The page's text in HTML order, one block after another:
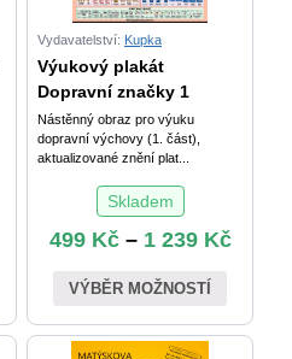
Vydavatelství: Kupka
Výukový plakát
Dopravní značky 1
Nástěnný obraz pro výuku
dopravní výchovy (1. část),
aktualizované znění plat...
Skladem
499 Kč– 1 239 Kč
VÝBĚR MOŽNOSTÍ